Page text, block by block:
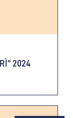
2024